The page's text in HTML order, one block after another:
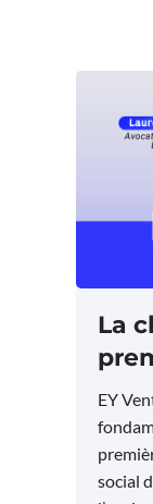
La
EY
social